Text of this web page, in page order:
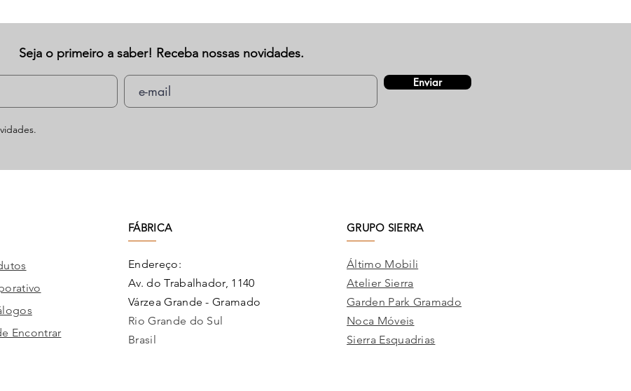
Seja o primeiro a saber! Receba nossas novidades.
Enviar
Encontrar
FÁBRICA
Endereço:
Av. do Trabalhador, 1140
Várzea Grande - Gramado
Rio Grande do Sul
Brasil
GRUPO SIERRA
Áltimo Mobili
Atelier Sierra
Garden Park Gramado
Noca Móveis
Sierra Esquadrias